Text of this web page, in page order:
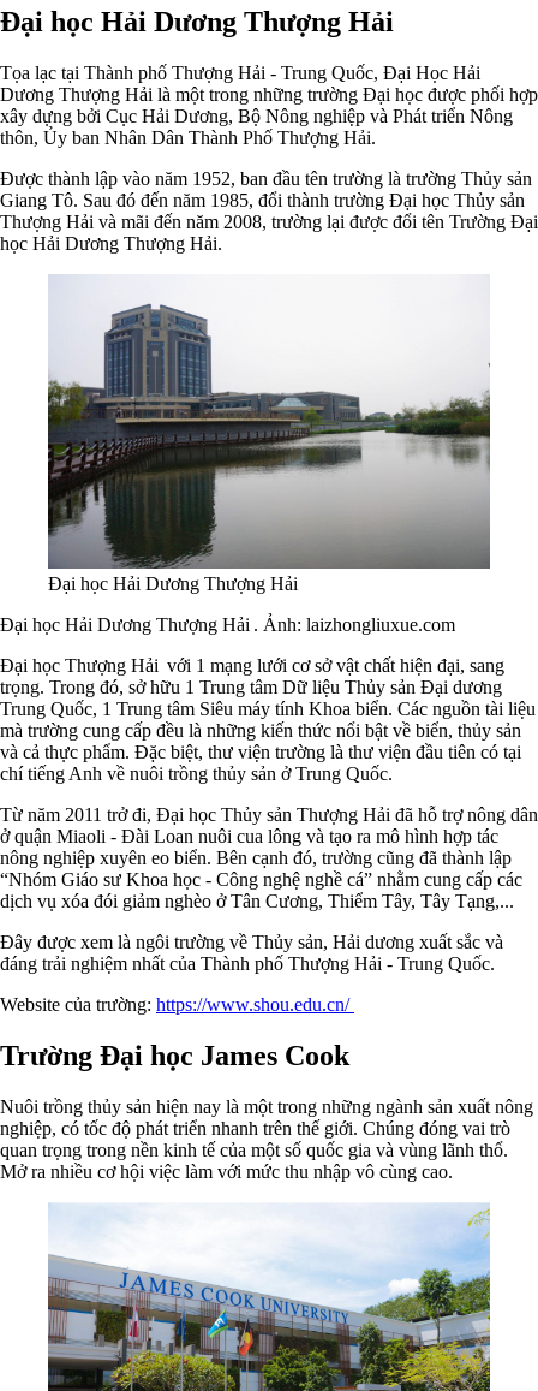
Đại học Hải Dương Thượng Hải
Tọa lạc tại Thành phố Thượng Hải - Trung Quốc, Đại Học Hải
Dương Thượng Hải là một trong những trường Đại học được phối hợp
xây dựng bởi Cục Hải Dương, Bộ Nông nghiệp và Phát triển Nông
thôn, Ủy ban Nhân Dân Thành Phố Thượng Hải.
Được thành lập vào năm 1952, ban đầu tên trường là trường Thủy sản
Giang Tô. Sau đó đến năm 1985, đổi thành trường Đại học Thủy sản
Thượng Hải và mãi đến năm 2008, trường lại được đổi tên Trường Đại
học Hải Dương Thượng Hải.
Đại học Hải Dương Thượng Hải
Đại học Hải Dương Thượng Hải . Ảnh: laizhongliuxue.com
Đại học Thượng Hải với 1 mạng lưới cơ sở vật chất hiện đại, sang
trọng. Trong đó, sở hữu 1 Trung tâm Dữ liệu Thủy sản Đại dương
Trung Quốc, 1 Trung tâm Siêu máy tính Khoa biển. Các nguồn tài liệu
mà trường cung cấp đều là những kiến thức nổi bật về biển, thủy sản
và cả thực phẩm. Đặc biệt, thư viện trường là thư viện đầu tiên có tại
chí tiếng Anh về nuôi trồng thủy sản ở Trung Quốc.
Từ năm 2011 trở đi, Đại học Thủy sản Thượng Hải đã hỗ trợ nông dân
ở quận Miaoli - Đài Loan nuôi cua lông và tạo ra mô hình hợp tác
nông nghiệp xuyên eo biển. Bên cạnh đó, trường cũng đã thành lập
“Nhóm Giáo sư Khoa học - Công nghệ nghề cá” nhằm cung cấp các
dịch vụ xóa đói giảm nghèo ở Tân Cương, Thiểm Tây, Tây Tạng,...
Đây được xem là ngôi trường về Thủy sản, Hải dương xuất sắc và
đáng trải nghiệm nhất của Thành phố Thượng Hải - Trung Quốc.
Website của trường: https://www.shou.edu.cn/
Trường Đại học James Cook
Nuôi trồng thủy sản hiện nay là một trong những ngành sản xuất nông
nghiệp, có tốc độ phát triển nhanh trên thế giới. Chúng đóng vai trò
quan trọng trong nền kinh tế của một số quốc gia và vùng lãnh thổ.
Mở ra nhiều cơ hội việc làm với mức thu nhập vô cùng cao.